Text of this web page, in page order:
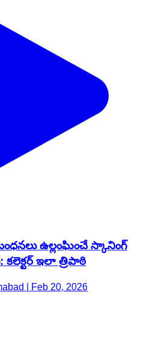
ఉల్లంఘించే స్కానింగ్
కలెక్టర్ ఇలా త్రిపాఠి
| Feb 20, 2026